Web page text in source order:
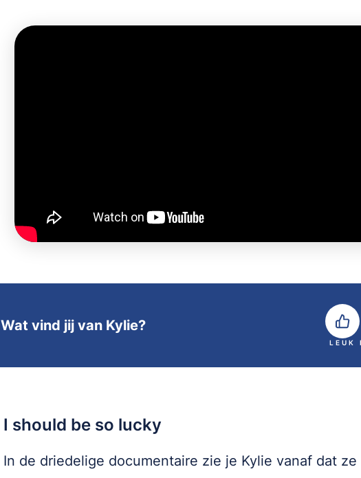
Wat vind jij van Kylie?
LEUK
I should be so lucky
In de driedelige documentaire zie je Kylie vanaf dat ze